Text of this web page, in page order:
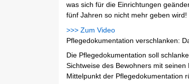
was sich für die Einrichtungen
fünf Jahren so nicht mehr geben wird!
>>> Zum Video
Pflegedokumentation verschlanken:
Die Pflegedokumentation soll
Sichtweise des Bewohners mit
Mittelpunkt der Pflegedokumentation